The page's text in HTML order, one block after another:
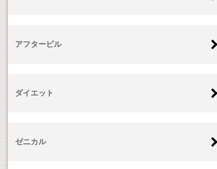
アフターピル
ダイエット
ゼニカル